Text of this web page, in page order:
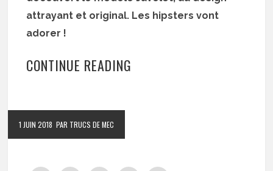
attrayant et original. Les hipsters vont
adorer !
CONTINUE READING
1 JUIN 2018 PAR TRUCS DE MEC